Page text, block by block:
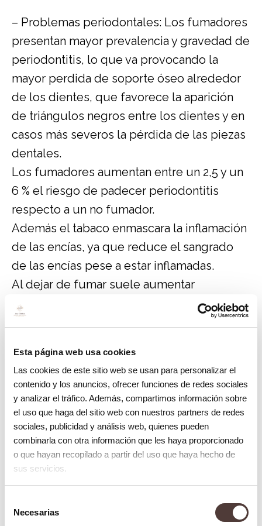
Esta página web usa cookies
Las cookies de este sitio web se usan para personalizar el
contenido y los anuncios, ofrecer funciones de redes sociales
y analizar el tráfico. Además, compartimos información sobre
el uso que haga del sitio web con nuestros partners de redes
sociales, publicidad y análisis web, quienes pueden
combinarla con otra información que les haya proporcionado
o que hayan recopilado a partir del uso que haya hecho de
sus servicios.
Necesarias
– Problemas periodontales: Los fumadores
presentan mayor prevalencia y gravedad de
periodontitis, lo que va provocando la
mayor perdida de soporte óseo alrededor
de los dientes, que favorece la aparición
de triángulos negros entre los dientes y en
casos más severos la pérdida de las piezas
dentales.
Los fumadores aumentan entre un 2,5 y un
6 % el riesgo de padecer periodontitis
respecto a un no fumador.
Además el tabaco enmascara la inflamación
de las encías, ya que reduce el sangrado
de las encías pese a estar inflamadas.
Al dejar de fumar suele aumentar
inicialmente el sangrado en las encías.
favorece la aparición de caries en las raíces
de los dientes ya que al perder el soporte
de hueso, se exponen estas raíces que son
más vulnerables a la agresión de las
bacterias que producen las caries.
Además disminuye la secreción salivar lo
que dificulta la capacidad neutralizadora de
la saliva sobre la placa.
– Color de tus encías: También puede